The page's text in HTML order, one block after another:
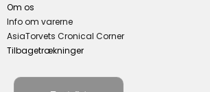
Om os
Info om varerne
AsiaTorvets Cronical Corner
Tilbagetrækninger